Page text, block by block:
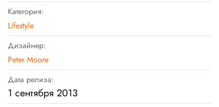
Категория:
Lifestyle
Дизайнер:
Peter Moore
Дата релиза:
1 сентября 2013